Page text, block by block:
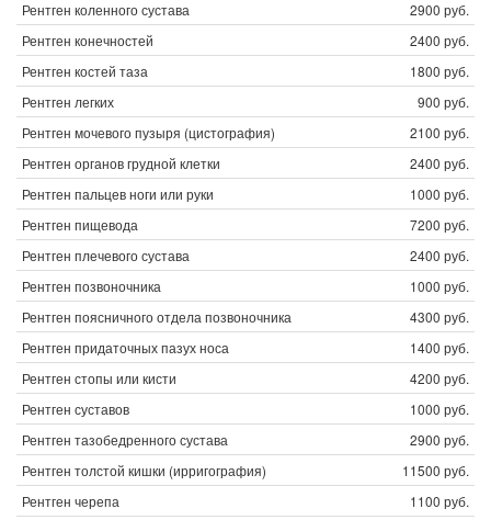
Рентген коленного сустава
2900 руб.
Рентген конечностей
2400 руб.
Рентген костей таза
1800 руб.
Рентген легких
900 руб.
Рентген мочевого пузыря (цистография)
2100 руб.
Рентген органов грудной клетки
2400 руб.
Рентген пальцев ноги или руки
1000 руб.
Рентген пищевода
7200 руб.
Рентген плечевого сустава
2400 руб.
Рентген позвоночника
1000 руб.
Рентген поясничного отдела позвоночника
4300 руб.
Рентген придаточных пазух носа
1400 руб.
Рентген стопы или кисти
4200 руб.
Рентген суставов
1000 руб.
Рентген тазобедренного сустава
2900 руб.
Рентген толстой кишки (ирригография)
11500 руб.
Рентген черепа
1100 руб.